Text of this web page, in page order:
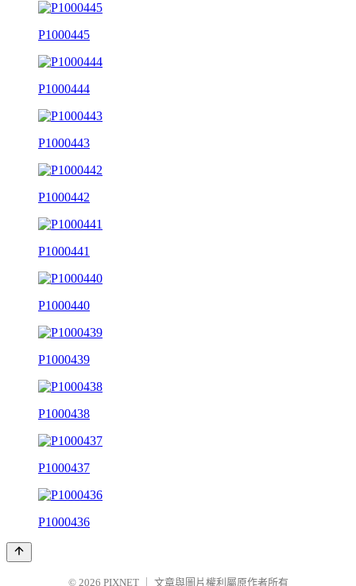
P1000445
P1000444
P1000443
P1000442
P1000441
P1000440
P1000439
P1000438
P1000437
P1000436
© 2026 PIXNET 文章與圖片權利屬原作者所有